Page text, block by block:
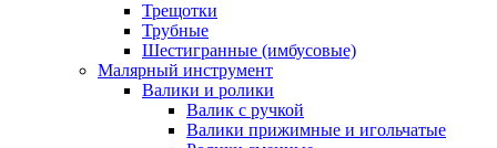
Трещотки
Трубные
Шестигранные (имбусовые)
Малярный инструмент
Валики и ролики
Валик с ручкой
Валики прижимные и игольчатые